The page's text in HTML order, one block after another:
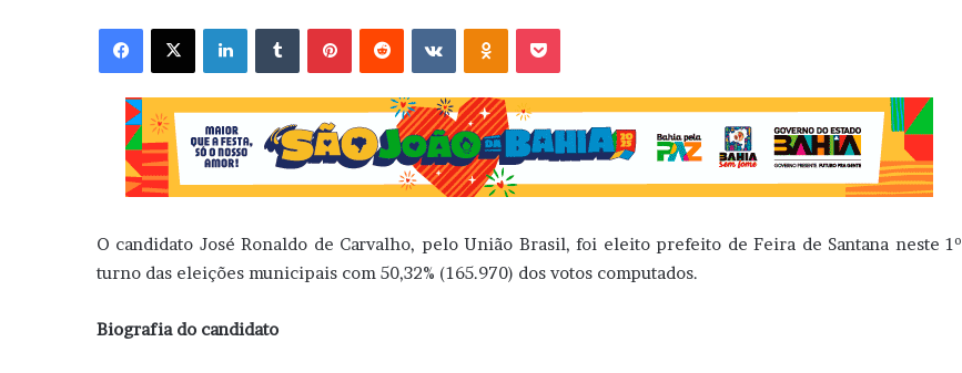
Facebook X Linkedin VK OK
O candidato José Ronaldo de Carvalho, pelo União Brasil, foi eleito prefeito de Feira de Santana neste 1º
turno das eleições municipais com 50,32% (165.970) dos votos computados.
Biografia do candidato